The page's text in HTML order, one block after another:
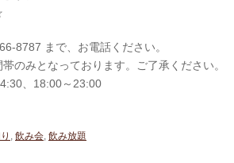
8787 まで、お電話ください。
のみとなっております。ご了承ください。
、18:00～23:00
, 飲み会, 飲み放題